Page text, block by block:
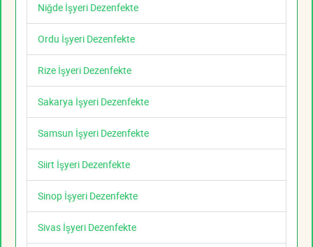
Niğde İşyeri Dezenfekte
Ordu İşyeri Dezenfekte
Rize İşyeri Dezenfekte
Sakarya İşyeri Dezenfekte
Samsun İşyeri Dezenfekte
Siirt İşyeri Dezenfekte
Sinop İşyeri Dezenfekte
Sivas İşyeri Dezenfekte